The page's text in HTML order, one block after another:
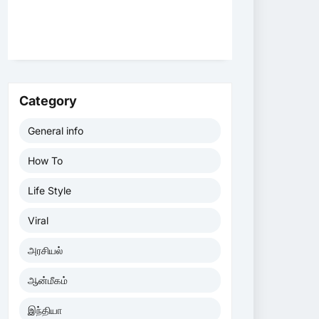
Category
General info
How To
Life Style
Viral
அரசியல்
ஆன்மீகம்
இந்தியா